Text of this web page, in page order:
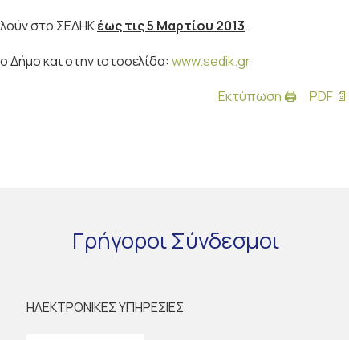
στο ΣΕΔΗΚέως τις 5 Μαρτίου 2013.
Δήμο και στην ιστοσελίδα: www.sedik.gr
Εκτύπωση 🖨
PDF 📄
ΓρήγοροιΣύνδεσμοι
ΗΛΕΚΤΡΟΝΙΚΕΣ ΥΠΗΡΕΣΙΕΣ